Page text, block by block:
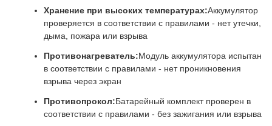
Хранение при высоких температурах:Аккумулятор
проверяется в соответствии с правилами - нет утечки,
дыма, пожара или взрыва
Противонагреватель:Модуль аккумулятора испытан
в соответствии с правилами - нет проникновения
взрыва через экран
Противопрокол:Батарейный комплект проверен в
соответствии с правилами - без зажигания или взрыва